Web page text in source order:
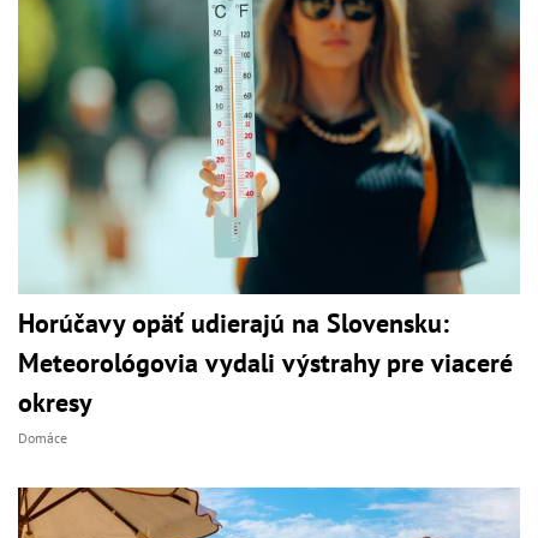
Horúčavy opäť udierajú na Slovensku:
Meteorológovia vydali výstrahy pre viaceré
okresy
Domáce